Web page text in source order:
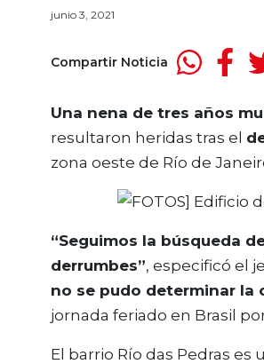
junio 3, 2021
Compartir Noticia
Una nena de tres años
resultaron heridas tras el
zona oeste de Río de
“Seguimos la búsqueda
derrumbes”, especificó el
no se pudo determinar la
jornada feriado en Brasil
El barrio Río das Pedras